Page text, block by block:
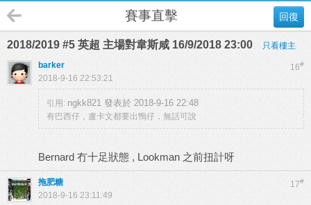
回復
賽事直擊
2018/2019 #5 英超 主場對韋斯咸 16/9/2018 23:00 只看樓主
16#
barker
2018-9-16 22:53:21
引用: ngkk821 發表於 2018-9-16 22:48
有巴西仔，盧卡文都要出鴨仔，無話可說
Bernard 冇十足狀態 , Lookman 之前扭計呀
17#
拖肥糖
2018-9-16 23:11:49